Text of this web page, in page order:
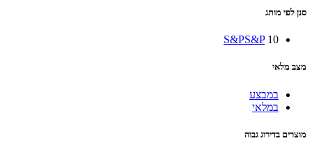
סנן לפי מותג
S&PS&P 10
מצב מלאי
במבצע
במלאי
מוצרים בדירוג גבוה